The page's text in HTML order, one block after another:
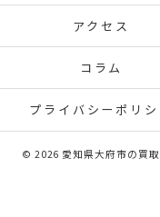
アクセス
コラム
プライバシーポリシ
© 2026 愛知県大府市の買